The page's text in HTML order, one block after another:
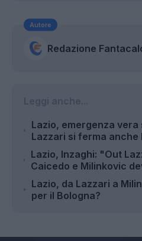
Autore
Redazione
Lazio, emergenza
Lazzari si ferma anche
Lazio, Inzaghi: "Out
Caicedo e Milinkovic
Lazio, da Lazzari a
per il Bologna?